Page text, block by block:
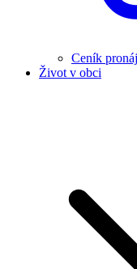
Ceník
Život v obci